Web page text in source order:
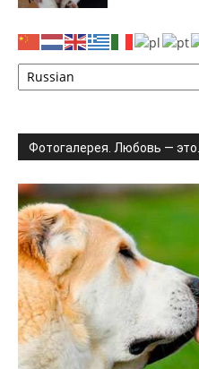
Фотогалерея. Любовь — это…